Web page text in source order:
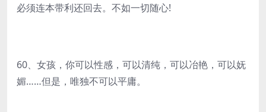
必须连本带利还回去。不如一切随心!
60、女孩，你可以性感，可以清纯，可以冶艳，可以妩
媚……但是，唯独不可以平庸。